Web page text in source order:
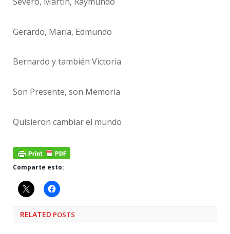
Gerardo, María, Edmundo
Bernardo y también Victoria
Son Presente, son Memoria
Quisieron cambiar el mundo
Comparte esto:
RELATED POSTS